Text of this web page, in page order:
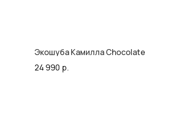
Экошуба Камилла Chocolate
24 990 р.